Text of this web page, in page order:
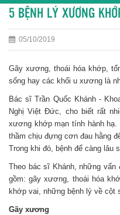
5 BỆNH LÝ XƯƠNG
05/10/2019
Gãy xương, thoái hóa khớp,
sống hay các khối u xương là
Bác sĩ Trần Quốc Khánh -
Nghị Việt Đức, cho biết rất
xương khớp mạn tính hành hạ.
thầm chịu đựng cơn đau hằng
Trong khi đó, bệnh để càng lâu
Theo bác sĩ Khánh, những
gồm: gãy xương, thoái hóa
khớp vai, những bệnh lý về
Gãy xương